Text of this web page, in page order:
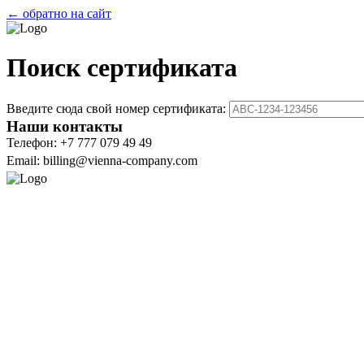
← обратно на сайт
Поиск сертификата
Введите сюда свой номер сертификата:
Наши контакты
Телефон: +7 777 079 49 49
Email: billing@vienna-company.com